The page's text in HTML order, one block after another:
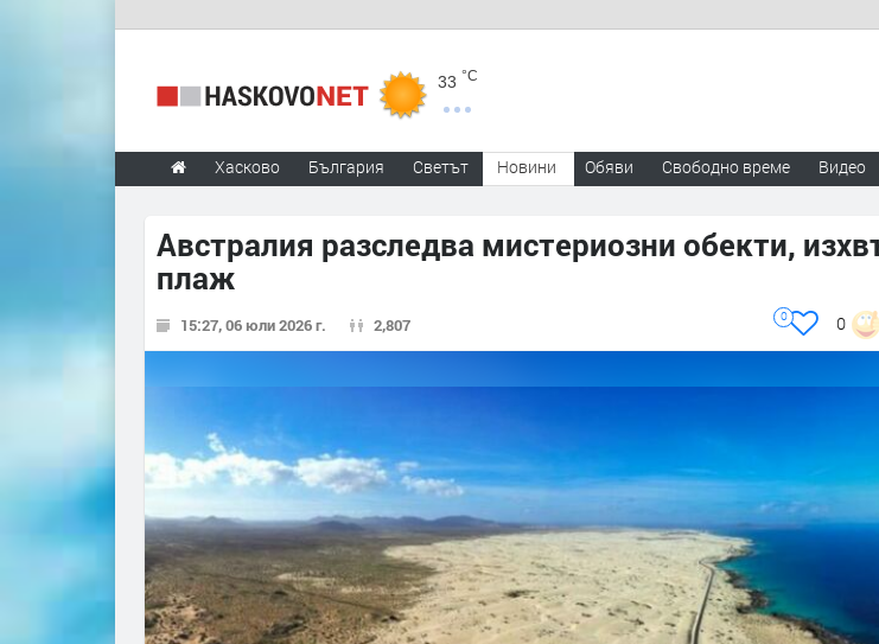
33 °C
Хасково България Светът Новини Обяви Свободно време Видео
Австралия разследва мистериозни обекти,
плаж
15:27, 06 юли 2026 г. 2,807 0
0